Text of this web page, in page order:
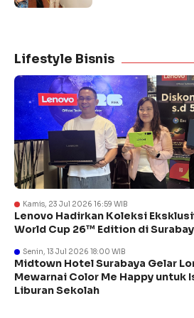
Lifestyle Bisnis
Kamis, 23 Jul 2026 16:59 WIB
Lenovo Hadirkan Koleksi
World Cup 26™ Edition di
Senin, 13 Jul 2026 18:00 WIB
Midtown Hotel Surabaya Gelar
Mewarnai Color Me Happy untuk
Liburan Sekolah